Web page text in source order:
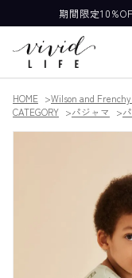
期間限定
HOME
Wilson and
CATEGORY
パジャマ